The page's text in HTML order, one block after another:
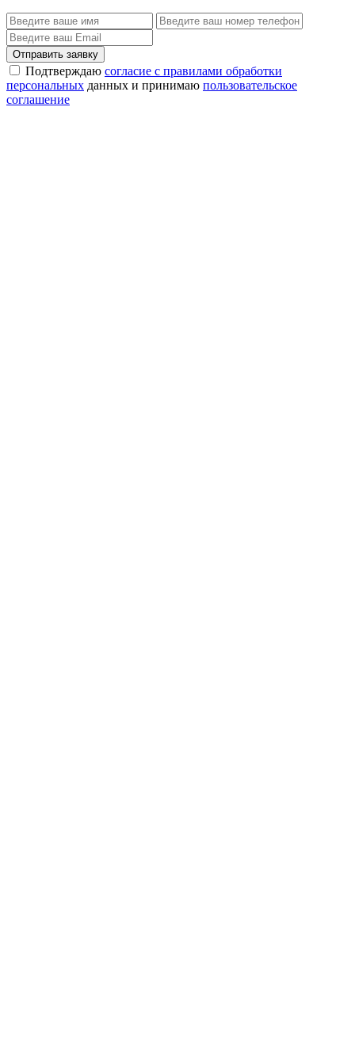
Отправить заявку
Подтверждаю согласие с правилами обработки
персональных данных и принимаю пользовательское
соглашение